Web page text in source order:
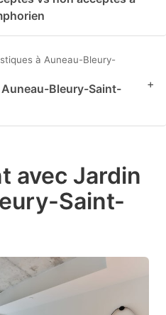
à Auneau-Bleury-
Bleury-Saint-
+
avec Jardin
Saint-